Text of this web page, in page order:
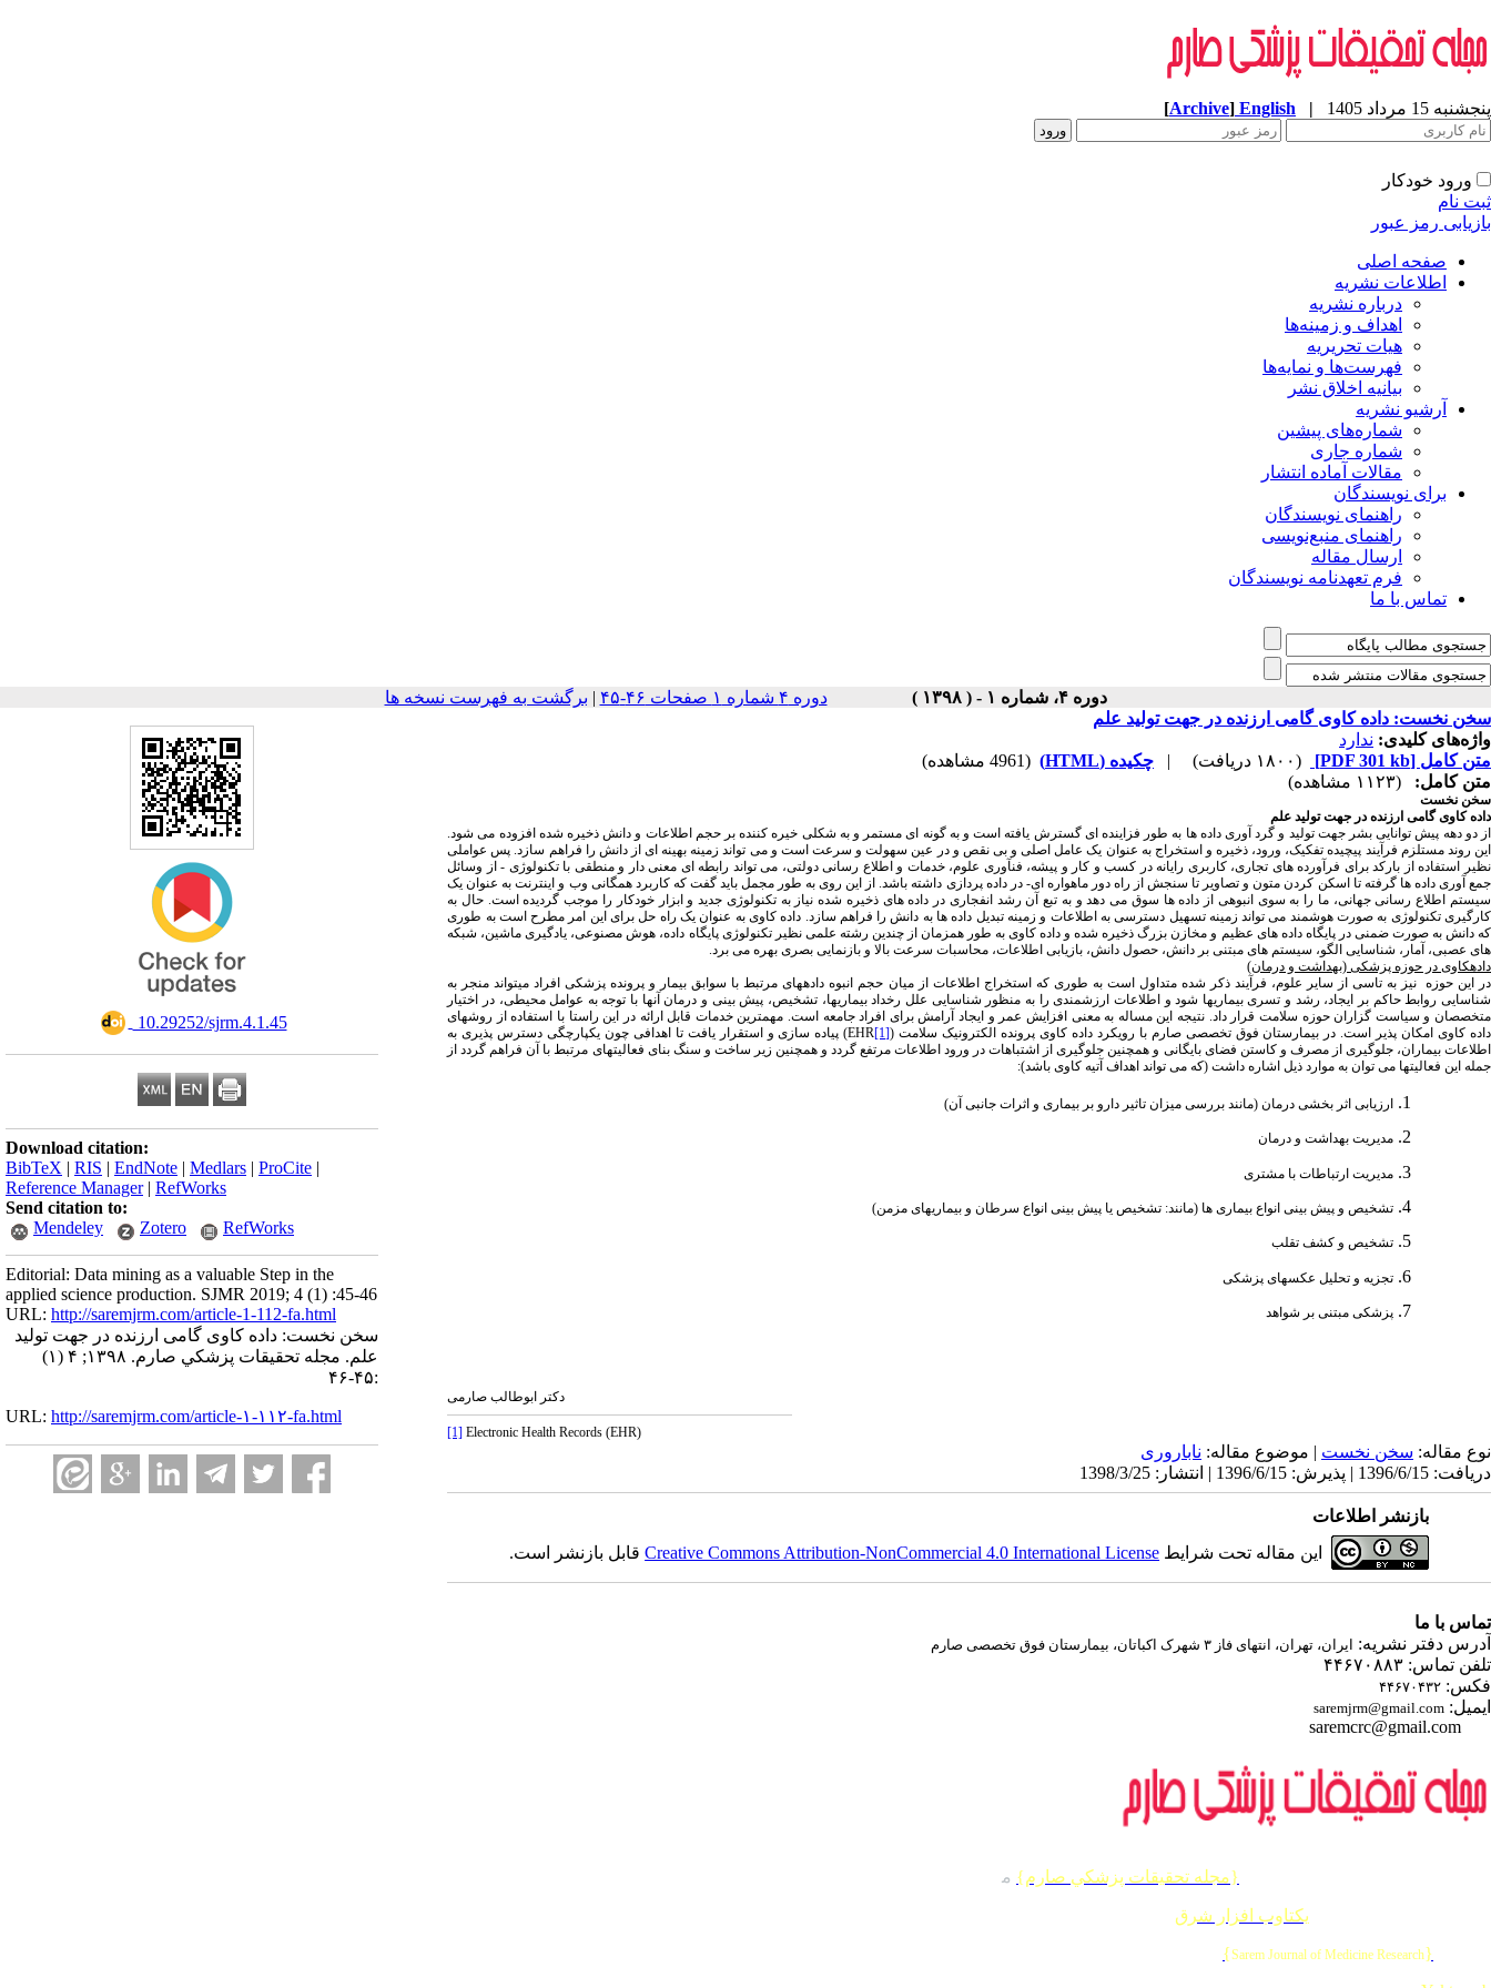
پنجشنبه 15 مرداد 1405 |
English
[Archive]
ورود خودکار
ثبت نام
بازیابی رمز عبور
صفحه اصلی
اطلاعات نشریه
درباره نشریه
اهداف و زمینه‌ها
هیات تحریریه
فهرست‌ها و نمایه‌ها
بیانیه اخلاق نشر
آرشیو نشریه
شماره‌های پیشین
شماره جاری
مقالات آماده انتشار
برای نویسندگان
راهنمای نویسندگان
راهنمای منبع‌نویسی
ارسال مقاله
فرم تعهدنامه نویسندگان
تماس با ما
دوره ۴، شماره ۱ - ( ۱۳۹۸ ) دوره ۴ شماره ۱ صفحات ۴۶-۴۵ | برگشت به فهرست نسخه ها
‎ 10.29252/sjrm.4.1.45
Download citation:
BibTeX | RIS | EndNote | Medlars | ProCite |
Reference Manager| RefWorks
Send citation to:
Mendeley
Zotero RefWorks
Editorial: Data mining as a valuable Step in the
applied science production. SJMR 2019; 4 (1) :45-46
URL: http://saremjrm.com/article-1-112-fa.html
سخن نخست: داده کاوی گامی ارزنده در جهت تولید
علم. مجله تحقيقات پزشكي صارم. ۱۳۹۸; ۴ (۱)
:۴۵-۴۶
URL: http://saremjrm.com/article-۱-۱۱۲-fa.html
سخن نخست: داده کاوی گامی ارزنده در جهت تولید علم
واژه‌های کلیدی: ندارد
متن کامل [PDF 301 kb] (۱۸۰۰ دریافت) | چکیده (HTML)
(4961 مشاهده)
متن کامل:
(۱۱۲۳ مشاهده)
سخن نخست
داده کاوی گامی ارزنده در جهت تولید علم
از دو دهه پیش توانایی بشر جهت تولید و گرد آوری داده ها به طور فزاینده ای گسترش یافته است و به گونه ای مستمر و به شکلی خیره کننده بر حجم اطلاعات و دانش ذخیره شده افزوده می شود.
این روند مستلزم فرآیند پیچیده تفکیک، ورود، ذخیره و استخراج به عنوان یک عامل اصلی و بی نقص و در عین سهولت و سرعت است و می تواند زمینه بهینه ای از دانش را فراهم سازد. پس عواملی
نظیر استفاده از بارکد برای فرآورده های تجاری، کاربری رایانه در کسب و کار و پیشه، فنآوری علوم، خدمات و اطلاع رسانی دولتی، می تواند رابطه ای معنی دار و منطقی با تکنولوژی - از وسائل
جمع آوری داده ها گرفته تا اسکن کردن متون و تصاویر تا سنجش از راه دور ماهواره ای- در داده پردازی داشته باشد. از این روی به طور مجمل باید گفت که کاربرد همگانی وب و اینترنت به عنوان یک
سیستم اطلاع رسانی جهانی، ما را به سوی انبوهی از داده ها سوق می دهد و به تبع آن رشد انفجاری در داده های ذخیره شده نیاز به تکنولوژی جدید و ابزار خودکار را موجب گردیده است. حال به
کارگیری تکنولوژی به صورت هوشمند می تواند زمینه تسهیل دسترسی به اطلاعات و زمینه تبدیل داده ها به دانش را فراهم سازد. داده کاوی به عنوان یک راه حل برای این امر مطرح است به طوری
که دانش به صورت ضمنی در پایگاه داده های عظیم و مخازن بزرگ ذخیره شده و داده کاوی به طور همزمان از چندین رشته علمی نظیر تکنولوژی پایگاه داده، هوش مصنوعی، یادگیری ماشین، شبکه
های عصبی، آمار، شناسایی الگو، سیستم های مبتنی بر دانش، حصول دانش، بازیابی اطلاعات، محاسبات سرعت بالا و بازنمایی بصری بهره می برد.
داده­کاوی در حوزه پزشکی (بهداشت و درمان)
در این حوزه نیز به تاسی از سایر علوم، فرآیند ذکر شده متداول است به طوری که استخراج اطلاعات از میان حجم انبوه داده­های مرتبط با سوابق بیمار و پرونده پزشکی افراد می­تواند منجر به
شناسایی روابط حاکم بر ایجاد، رشد و تسری بیماری­ها شود و اطلاعات ارزشمندی را به منظور شناسایی علل رخداد بیماری­ها، تشخیص، پیش بینی و درمان آنها با توجه به عوامل محیطی، در اختیار
متخصصان و سیاست گزاران حوزه سلامت قرار داد. نتیجه این مساله به معنی افزایش عمر و ایجاد آرامش برای افراد جامعه است. مهمترین خدمات قابل ارائه در این راستا با استفاده از روش­های
داده کاوی امکان پذیر است. در بیمارستان فوق تخصصی صارم با رویکرد داده کاوی پرونده الکترونیک سلامت ([1]
EHR) پیاده سازی و استقرار یافت تا اهدافی چون یکپارچگی دسترس پذیری به
اطلاعات بیماران، جلوگیری از مصرف و کاستن فضای بایگانی و همچنین جلوگیری از اشتباهات در ورود اطلاعات مرتفع گردد و همچنین زیر ساخت و سنگ بنای فعالیت­های مرتبط با آن فراهم گردد از
جمله این فعالیتها می توان به موارد ذیل اشاره داشت (که می تواند اهداف آتیه کاوی باشد):
ارزیابی اثر بخشی درمان (مانند بررسی میزان تاثیر دارو بر بیماری و اثرات جانبی آن)
مدیریت بهداشت و درمان
مدیریت ارتباطات با مشتری
تشخیص و پیش بینی انواع بیماری ها (مانند: تشخیص یا پیش بینی انواع سرطان و بیماریهای مزمن)
تشخیص و کشف تقلب
تجزیه و تحلیل عکس­های پزشکی
پزشکی مبتنی بر شواهد
دکتر ابوطالب صارمی
[1] Electronic Health Records (EHR)
نوع مقاله: سخن نخست | موضوع مقاله: ناباروری
دریافت: 1396/6/15 | پذیرش: 1396/6/15 | انتشار: 1398/3/25
بازنشر اطلاعات
این مقاله تحت شرایط Creative Commons Attribution-NonCommercial 4.0 International Licenseقابل بازنشر است.
تماس با ما
آدرس دفتر نشریه: ایران، تهران، انتهای فاز ۳ شهرک اکباتان، بیمارستان فوق تخصصی صارم
تلفن تماس: ۴۴۶۷۰۸۸۳
فکس: ۴۴۶۷۰۴۳۲
ایمیل: saremjrm@gmail.com
saremcrc@gmail.com
{مجله تحقيقات پزشكي صارم} م
یکتاوب افزار شرق
{Sarem Journal of Medicine Research}